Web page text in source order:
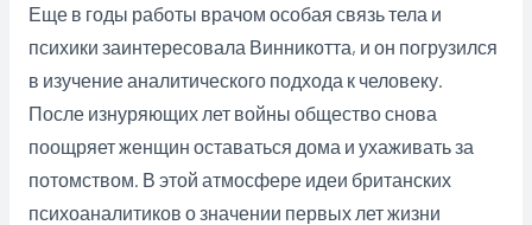
Еще в годы работы врачом особая связь тела и
психики заинтересовала Винникотта, и он погрузился
в изучение аналитического подхода к человеку.
После изнуряющих лет войны общество снова
поощряет женщин оставаться дома и ухаживать за
потомством. В этой атмосфере идеи британских
психоаналитиков о значении первых лет жизни